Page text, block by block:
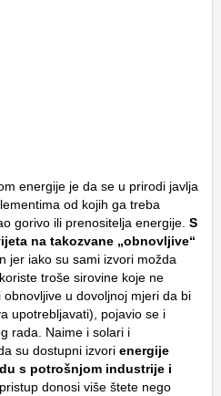
energije je da se u prirodi javlja
od kojih ga treba
gorivo ili prenositelja energije. S
na takozvane „obnovljive“
jer iako su sami izvori možda
troše sirovine koje ne
u dovoljnoj mjeri da bi
upotrebljavati), pojavio se i
rada. Naime i solari i
su dostupni izvori energije
s potrošnjom industrije i
donosi više štete nego